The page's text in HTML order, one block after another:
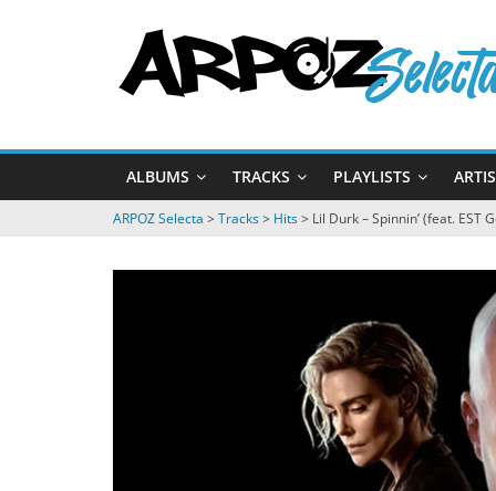
ARPOZ
Selecta
by
ARPOZ
&
ALBUMS TRACKS PLAYLISTS
ARPOZ Selecta > Tracks> Hits> Lil Durk – Spinnin’ (feat. EST